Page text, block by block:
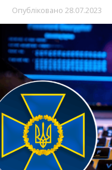
Опубліковано 28.07.2023